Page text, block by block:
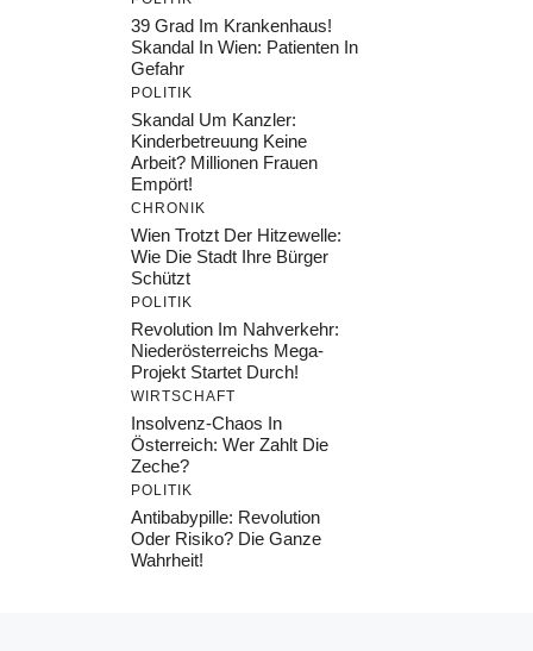
39 Grad Im Krankenhaus!
Skandal In Wien: Patienten In
Gefahr
POLITIK
Skandal Um Kanzler:
Kinderbetreuung Keine
Arbeit? Millionen Frauen
Empört!
CHRONIK
Wien Trotzt Der Hitzewelle:
Wie Die Stadt Ihre Bürger
Schützt
POLITIK
Revolution Im Nahverkehr:
Niederösterreichs Mega-
Projekt Startet Durch!
WIRTSCHAFT
Insolvenz-Chaos In
Österreich: Wer Zahlt Die
Zeche?
POLITIK
Antibabypille: Revolution
Oder Risiko? Die Ganze
Wahrheit!